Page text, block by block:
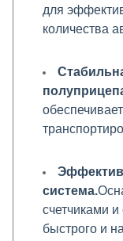
для
количества
система.
счетчиками
быстрого и